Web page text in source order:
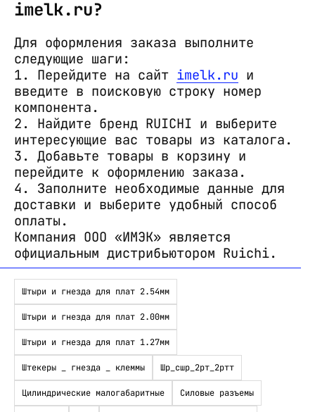
imelk.ru?
Для оформления заказа выполните
следующие шаги:
1. Перейдите на сайт imelk.ru и
введите в поисковую строку номер
компонента.
2. Найдите бренд RUICHI и выберите
интересующие вас товары из каталога.
3. Добавьте товары в корзину и
перейдите к оформлению заказа.
4. Заполните необходимые данные для
доставки и выберите удобный способ
оплаты.
Компания ООО «ИМЭК» является
официальным дистрибьютором Ruichi.
Штыри и гнезда для плат 2.54мм
Штыри и гнезда для плат 2.00мм
Штыри и гнезда для плат 1.27мм
Штекеры _ гнезда _ клеммы Шр_сшр_2рт_2ртт
Цилиндрические малогабаритные Силовые разъемы